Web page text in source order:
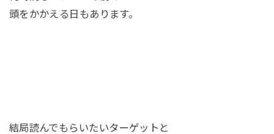
頭をかかえる日もあります。
結局読んでもらいたいターゲットと